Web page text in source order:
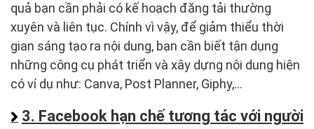
quả bạn cần phải có kế hoạch đăng tải thường
xuyên và liên tục. Chính vì vậy, để giảm thiểu thời
gian sáng tạo ra nội dung, bạn cần biết tận dụng
những công cụ phát triển và xây dựng nội dung hiện
có ví dụ như: Canva, Post Planner, Giphy,…
3. Facebook hạn chế tương tác với người